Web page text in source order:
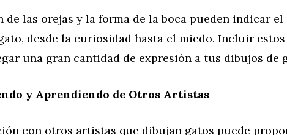
de las orejas y la forma de la boca pueden indicar el
desde la curiosidad hasta el miedo. Incluir
una gran cantidad de expresión a tus dibujos de
y Aprendiendo de Otros Artistas
con otros artistas que dibujan gatos puede